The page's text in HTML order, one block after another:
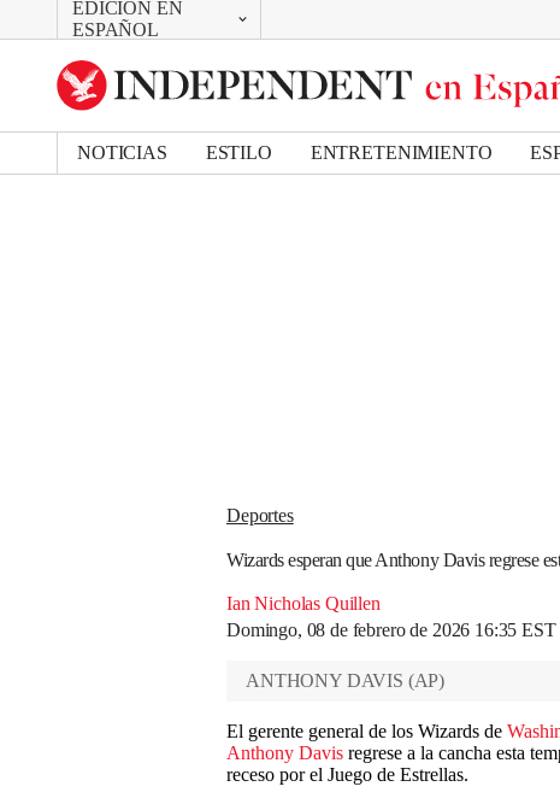
EDICIÓN EN
ESPAÑOL
CAMBIAR
UK Edition
US Edition
NOTICIAS ESTILO ENTRETENIMIENTO
Deportes
Wizards esperan que Anthony Davis regrese
Ian Nicholas Quillen
Domingo, 08 de febrero de 2026 16:35 EST
Bookmark popover
Removed from bookmarks
Close popover
ANTHONY DAVIS (AP)
El gerente general de los Wizards de
Anthony Davis regrese a la cancha esta
receso por el Juego de Estrellas.